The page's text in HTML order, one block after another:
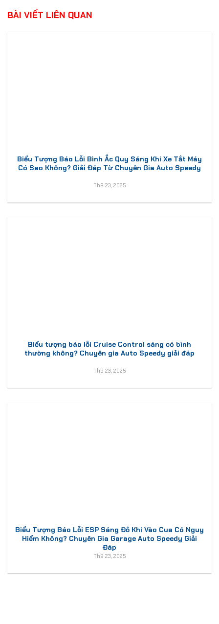
BÀI VIẾT LIÊN QUAN
Biểu Tượng Báo Lỗi Bình Ắc Quy Sáng Khi Xe Tắt Máy
Có Sao Không? Giải Đáp Từ Chuyên Gia Auto Speedy
Th9 23, 2025
Biểu tượng báo lỗi Cruise Control sáng có bình
thường không? Chuyên gia Auto Speedy giải đáp
Th9 23, 2025
Biểu Tượng Báo Lỗi ESP Sáng Đỏ Khi Vào Cua Có Nguy
Hiểm Không? Chuyên Gia Garage Auto Speedy Giải
Đáp
Th9 23, 2025